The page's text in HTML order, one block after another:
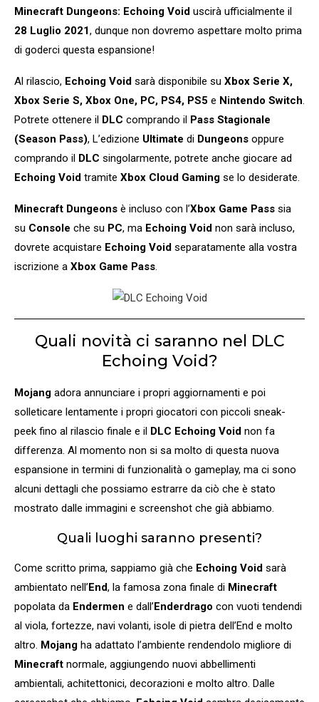
Minecraft Dungeons: Echoing Void uscirà ufficialmente il
28 Luglio 2021, dunque non dovremo aspettare molto prima
di goderci questa espansione!
Al rilascio, Echoing Void sarà disponibile su Xbox Serie X,
Xbox Serie S, Xbox One, PC, PS4, PS5 e Nintendo Switch.
Potrete ottenere il DLC comprando il Pass Stagionale
(Season Pass), L’edizione Ultimate di Dungeons oppure
comprando il DLC singolarmente, potrete anche giocare ad
Echoing Void tramite Xbox Cloud Gaming se lo desiderate.
Minecraft Dungeons è incluso con l’Xbox Game Pass sia
su Console che su PC, ma Echoing Void non sarà incluso,
dovrete acquistare Echoing Void separatamente alla vostra
iscrizione a Xbox Game Pass.
Quali novità ci saranno nel DLC
Echoing Void?
Mojang adora annunciare i propri aggiornamenti e poi
solleticare lentamente i propri giocatori con piccoli sneak-
peek fino al rilascio finale e il DLC Echoing Void non fa
differenza. Al momento non si sa molto di questa nuova
espansione in termini di funzionalità o gameplay, ma ci sono
alcuni dettagli che possiamo estrarre da ciò che è stato
mostrato dalle immagini e screenshot che già abbiamo.
Quali luoghi saranno presenti?
Come scritto prima, sappiamo già che Echoing Void sarà
ambientato nell’ End, la famosa zona finale di Minecraft
popolata da Endermen e dall’ Enderdrago con vuoti tendendi
al viola, fortezze, navi volanti, isole di pietra dell’End e molto
altro. Mojang ha adattato l’ambiente rendendolo migliore di
Minecraft normale, aggiungendo nuovi abbellimenti
ambientali, achitettonici, decorazioni e molto altro. Dalle